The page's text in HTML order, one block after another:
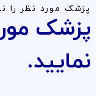
پزشک مورد نظر را
پزشک
نمایید.